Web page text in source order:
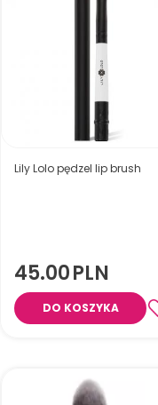
Pędzel do ust
Lily Lolo pędzel lip brush
45.00PLN
DO KOSZYKA